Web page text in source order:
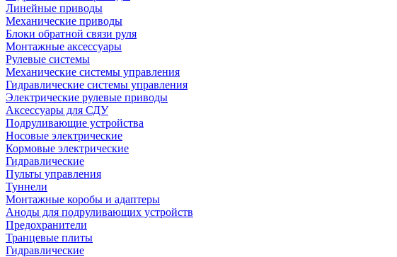
Линейные приводы
Механические приводы
Блоки обратной связи руля
Монтажные аксессуары
Рулевые системы
Механические системы управления
Гидравлические системы управления
Электрические рулевые приводы
Аксессуары для СДУ
Подруливающие устройства
Носовые электрические
Кормовые электрические
Гидравлические
Пульты управления
Туннели
Монтажные коробы и адаптеры
Аноды для подруливающих устройств
Предохранители
Транцевые плиты
Гидравлические